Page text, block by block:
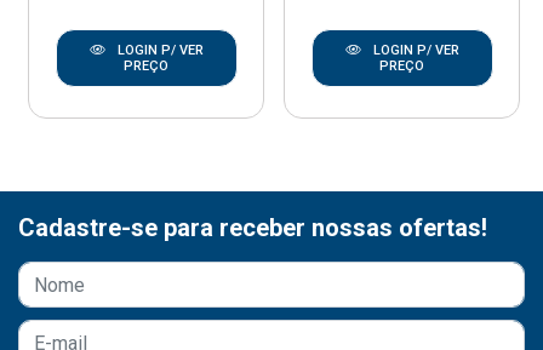
LOGIN P/ VER
PREÇO
LOGIN P/ VER
PREÇO
Cadastre-se para receber nossas ofertas!